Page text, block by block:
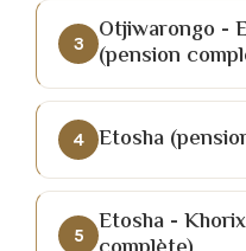
3 Otjiwarongo -
(pension
4 Etosha
5 Etosha -